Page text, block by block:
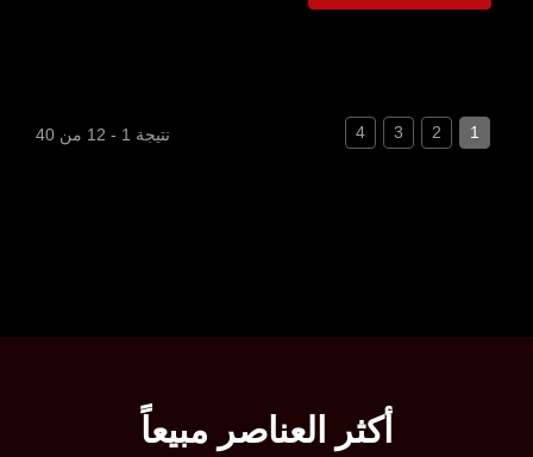
نتيجة 1 - 12 من 40 1
2
3
4
أكثر العناصر مبيعاً